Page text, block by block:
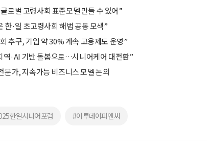
로벌 고령사회 표준모델 만들 수 있어”
·일 초고령사회 해법 공동 모색”
추구, 기업 약 30% 계속 고용제도 운영”
·AI 기반 돌봄으로…시니어케어 대전환”
가, 지속가능 비즈니스 모델 논의
한일시니어포럼 #이투데이피엔씨